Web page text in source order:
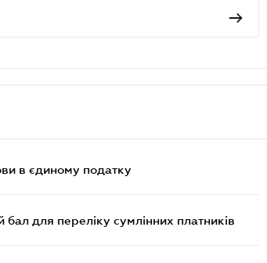
в єдиному податку
для переліку сумлінних платників